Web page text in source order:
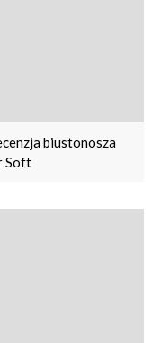
biustonosza
Soft